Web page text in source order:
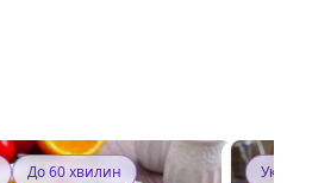
До 60 хвилин